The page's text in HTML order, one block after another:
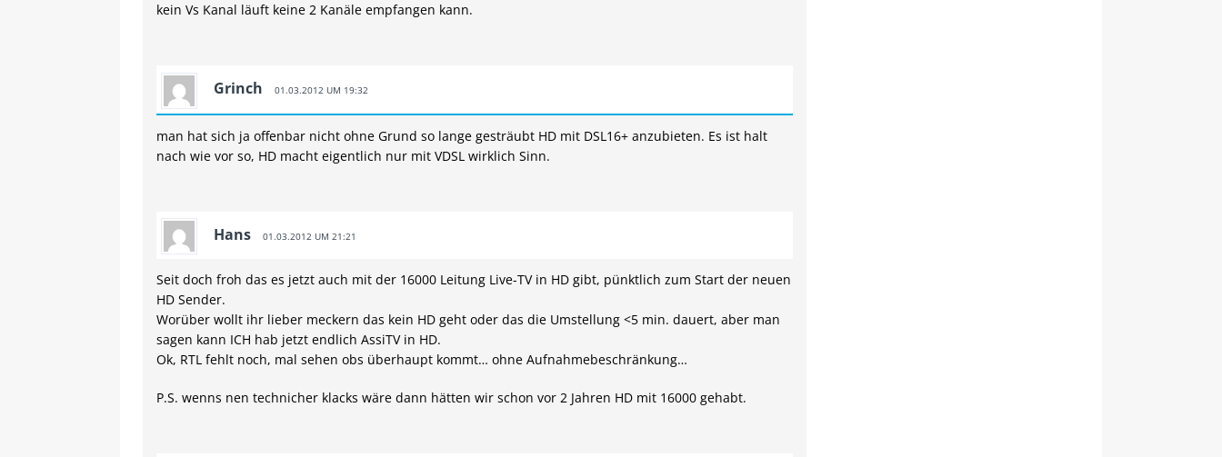
kein Vs Kanal läuft keine 2 Kanäle empfangen kann.
Grinch 01.03.2012 UM 19:32
man hat sich ja offenbar nicht ohne Grund so lange gesträubt HD mit DSL16+ anzubieten. Es ist halt
nach wie vor so, HD macht eigentlich nur mit VDSL wirklich Sinn.
Hans 01.03.2012 UM 21:21
Seit doch froh das es jetzt auch mit der 16000 Leitung Live-TV in HD gibt, pünktlich zum Start der neuen
HD Sender.
Worüber wollt ihr lieber meckern das kein HD geht oder das die Umstellung <5 min. dauert, aber man
sagen kann ICH hab jetzt endlich AssiTV in HD.
Ok, RTL fehlt noch, mal sehen obs überhaupt kommt… ohne Aufnahmebeschränkung…
P.S. wenns nen technicher klacks wäre dann hätten wir schon vor 2 Jahren HD mit 16000 gehabt.